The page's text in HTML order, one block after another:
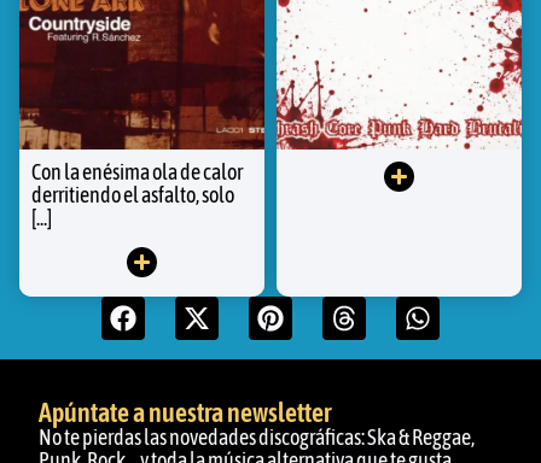
Con la enésima ola de calor
derritiendo el asfalto, solo
[...]
Apúntate a nuestra newsletter
No te pierdas las novedades discográficas: Ska & Reggae,